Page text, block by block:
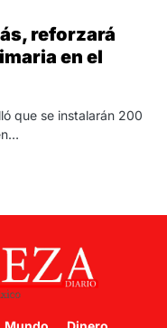
reforzará
en el
que se instalarán 200